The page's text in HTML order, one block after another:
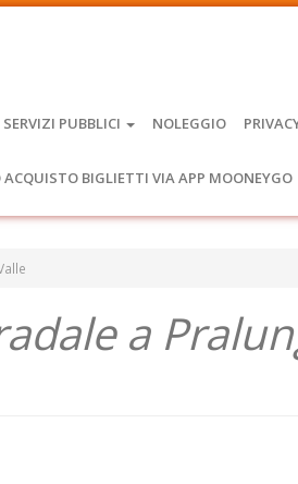
SERVIZI PUBBLICI NOLEGGIO
ACQUISTO BIGLIETTI VIA APP MOONEYGO
a